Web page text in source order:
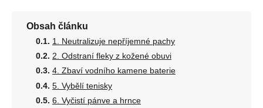
Obsah článku
1. Neutralizuje nepříjemné pachy
2. Odstraní fleky z kožené obuvi
4. Zbaví vodního kamene baterie
5. Vybělí tenisky
6. Vyčistí pánve a hrnce